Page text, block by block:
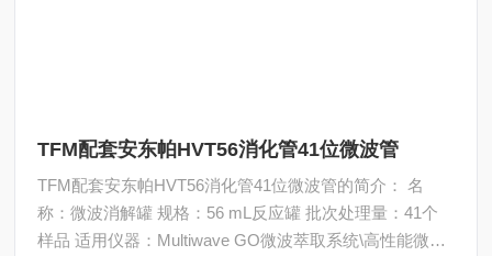
TFM配套安东帕HVT56消化管41位微波管
TFM配套安东帕HVT56消化管41位微波管的简介： 名
称：微波消解罐 规格：56 mL反应罐 批次处理量：41个
样品 适用仪器：Multiwave GO微波萃取系统\高性能微波